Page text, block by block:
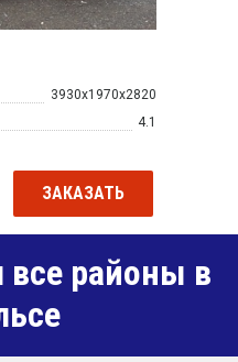
3930х1970х2820
4.1
ЗАКАЗАТЬ
районы в